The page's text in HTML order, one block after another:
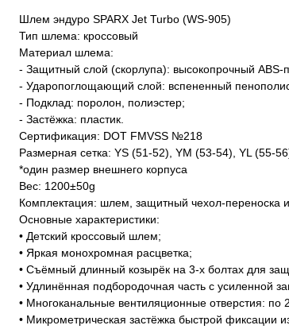
Шлем эндуро SPARX Jet Turbo (WS-905)
Тип шлема: кроссовый
Материал шлема:
- Защитный слой (скорлупа): высокопрочный ABS-
- Ударопоглощающий слой: вспененный
- Подклад: поролон, полиэстер;
- Застёжка: пластик.
Сертификация: DOT FMVSS №218
Размерная сетка: YS (51-52), YM (53-54), YL (55-
*один размер внешнего корпуса
Вес: 1200±50g
Комплектация: шлем, защитный чехол-переноска
Основные характеристики:
• Детский кроссовый шлем;
• Яркая монохромная расцветка;
• Съёмный длинный козырёк на 3-х болтах для
• Удлинённая подбородочная часть с усиленной
• Многоканальные вентиляционные отверстия: по
• Микрометрическая застёжка быстрой фиксации